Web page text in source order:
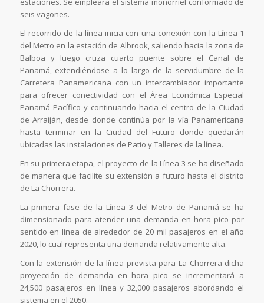
seis vagones.
El recorrido de la línea inicia con una conexión con la Línea 1
del Metro en la estación de Albrook, saliendo hacia la zona de
Balboa y luego cruza cuarto puente sobre el Canal de
Panamá, extendiéndose a lo largo de la servidumbre de la
Carretera Panamericana con un intercambiador importante
para ofrecer conectividad con el Área Económica Especial
Panamá Pacífico y continuando hacia el centro de la Ciudad
de Arraiján, desde donde continúa por la vía Panamericana
hasta terminar en la Ciudad del Futuro donde quedarán
ubicadas las instalaciones de Patio y Talleres de la línea.
En su primera etapa, el proyecto de la Línea 3 se ha diseñado
de manera que facilite su extensión a futuro hasta el distrito
de La Chorrera.
La primera fase de la Línea 3 del Metro de Panamá se ha
dimensionado para atender una demanda en hora pico por
sentido en línea de alrededor de 20 mil pasajeros en el año
2020, lo cual representa una demanda relativamente alta.
Con la extensión de la línea prevista para La Chorrera dicha
proyección de demanda en hora pico se incrementará a
24,500 pasajeros en línea y 32,000 pasajeros abordando el
sistema en el 2050.